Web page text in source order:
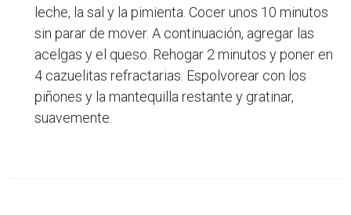
leche, la sal y la pimienta. Cocer unos 10 minutos
sin parar de mover. A continuación, agregar las
acelgas y el queso. Rehogar 2 minutos y poner en
4 cazuelitas refractarias. Espolvorear con los
piñones y la mantequilla restante y gratinar,
suavemente.